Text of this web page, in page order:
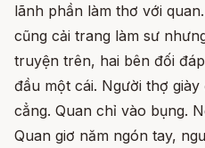
lãnh phần làm thơ với
cũng cải trang làm sư
truyện trên, hai bên đối
đầu một cái. Người thợ
cẳng. Quan chỉ vào bụng.
Quan giơ năm ngón tay,